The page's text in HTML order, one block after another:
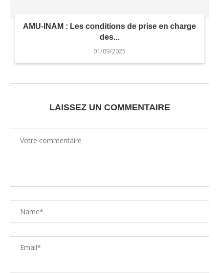
AMU-INAM : Les conditions de prise en charge
des...
01/09/2025
LAISSEZ UN COMMENTAIRE